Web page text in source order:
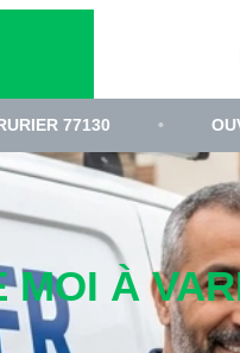
• OUVERTURE DE
MOI À